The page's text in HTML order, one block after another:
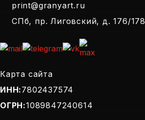
print@granyart.ru
СПб, пр. Лиговский, д. 176/178
Карта сайта
ИНН:7802437574
ОГРН:1089847240614